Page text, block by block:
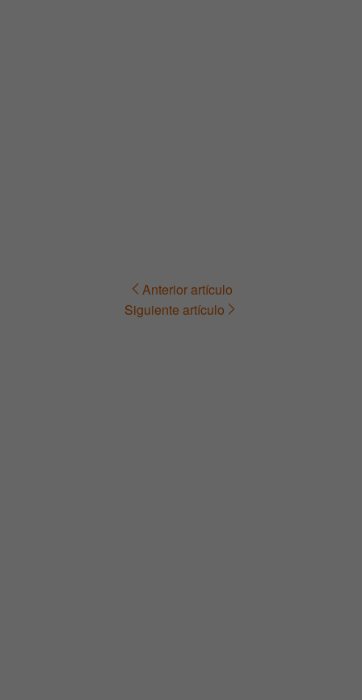
Navegación Anterior artículo
Siguiente artículo